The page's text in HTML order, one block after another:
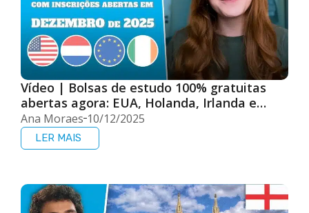
Vídeo | Bolsas de estudo 100% gratuitas
abertas agora: EUA, Holanda, Irlanda e
Erasmus Mundus (Europa)!
Ana Moraes 10/12/2025
LER MAIS